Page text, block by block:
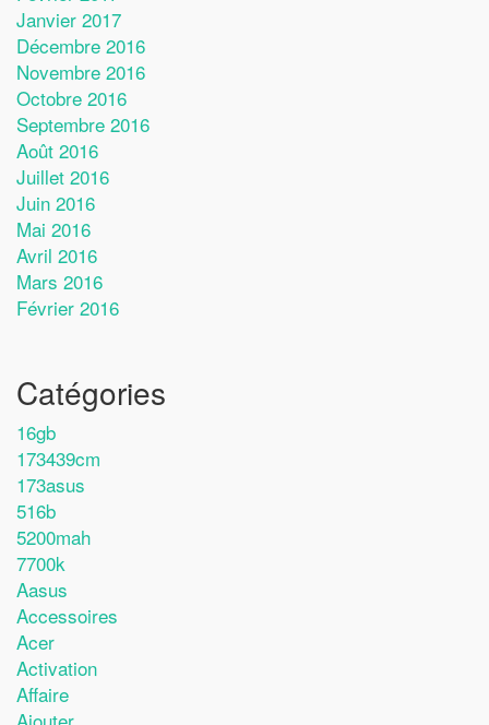
Janvier 2017
Décembre 2016
Novembre 2016
Octobre 2016
Septembre 2016
Août 2016
Juillet 2016
Juin 2016
Mai 2016
Avril 2016
Mars 2016
Février 2016
Catégories
16gb
173439cm
173asus
516b
5200mah
7700k
Aasus
Accessoires
Acer
Activation
Affaire